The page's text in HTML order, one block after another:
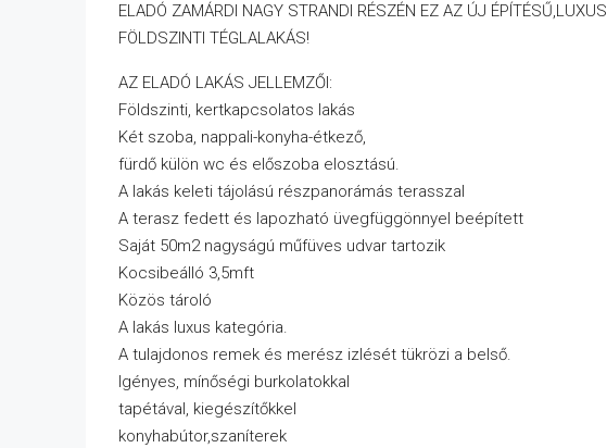
ELADÓ ZAMÁRDI NAGY STRANDI RÉSZÉN EZ AZ ÚJ ÉPÍTÉSŰ,LUXUS
FÖLDSZINTI TÉGLALAKÁS!
AZ ELADÓ LAKÁS JELLEMZŐI:
Földszinti, kertkapcsolatos lakás
Két szoba, nappali-konyha-étkező,
fürdő külön wc és előszoba elosztású.
A lakás keleti tájolású részpanorámás terasszal
A terasz fedett és lapozható üvegfüggönnyel beépített
Saját 50m2 nagyságú műfüves udvar tartozik
Kocsibeálló 3,5mft
Közös tároló
A lakás luxus kategória.
A tulajdonos remek és merész izlését tükrözi a belső.
Igényes, mínőségi burkolatokkal
tapétával, kiegészítőkkel
konyhabútor,szaníterek